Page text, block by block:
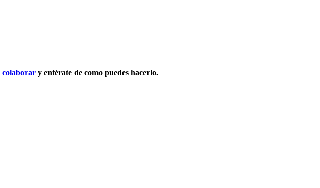
colaborar y entérate de como puedes hacerlo.